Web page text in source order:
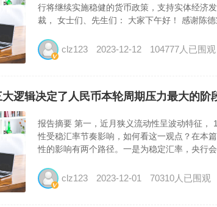
行将继续实施稳健的货币政策，支持实体经济
裁， 女士们、先生们： 大家下午好！ 感谢陈
clz123 2023-12-12 104777人已围观
逻辑决定了人民币本轮周期压力最大的阶
报告摘要 第一，近月狭义流动性呈波动特征，
性受稳汇率节奏影响，如何看这一观点？在本
性的影响有两个路径。一是为稳定汇率，央行
clz123 2023-12-01 70310人已围观